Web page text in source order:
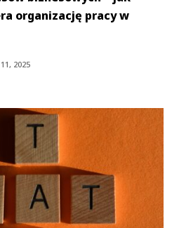
organizację pracy w
2025